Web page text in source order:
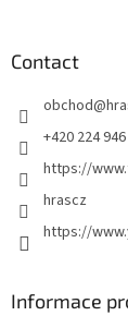
Contact
obchod@
+420 224
https://
hrascz
https://
Informace